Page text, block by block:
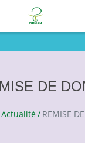
DE
Actualité REMISE